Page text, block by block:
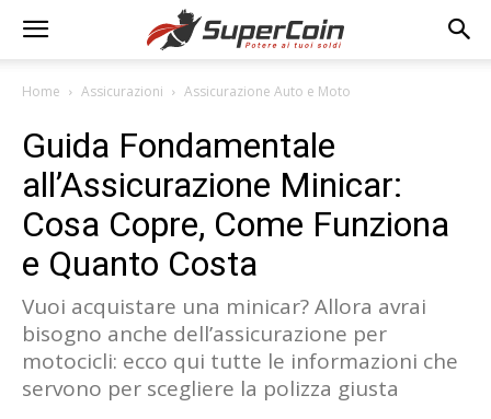
Home Assicurazioni Assicurazione Auto e Moto
Guida Fondamentale
all’Assicurazione Minicar:
Cosa Copre, Come Funziona
e Quanto Costa
Vuoi acquistare una minicar? Allora avrai
bisogno anche dell’assicurazione per
motocicli: ecco qui tutte le informazioni che
servono per scegliere la polizza giusta